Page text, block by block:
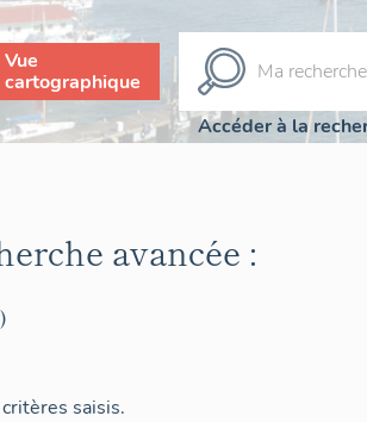
Vue
cartographique
Accéder à la
avancée :
saisis.